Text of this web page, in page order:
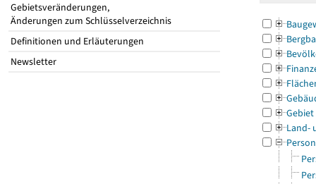
Gebietsveränderungen,
Änderungen zum Schlüsselverzeichnis
Definitionen und Erläuterungen
Newsletter
Gebiet
Land-